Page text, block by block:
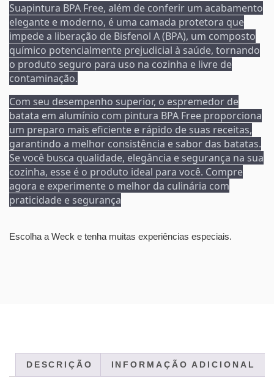
Suapintura BPA Free, além de conferir um acabamento
elegante e moderno, é uma camada protetora que
impede a liberação de Bisfenol A (BPA), um composto
químico potencialmente prejudicial à saúde, tornando
o produto seguro para uso na cozinha e livre de
contaminação.
Com seu desempenho superior, o espremedor de
batata em alumínio com pintura BPA Free proporciona
um preparo mais eficiente e rápido de suas receitas,
garantindo a melhor consistência e sabor das batatas.
Se você busca qualidade, elegância e segurança na sua
cozinha, esse é o produto ideal para você. Compre
agora e experimente o melhor da culinária com
praticidade e segurança
Escolha a Weck e tenha muitas experiências especiais.
DESCRIÇÃO INFORMAÇÃO ADICIONAL